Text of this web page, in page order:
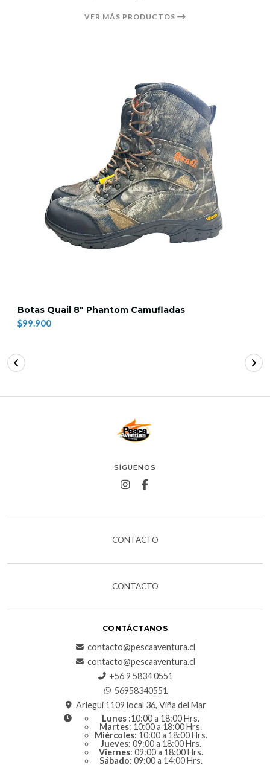
VER MÁS PRODUCTOS
Botas Quail 8" Phantom Camufladas
$99.900
SÍGUENOS
CONTACTO
CONTACTO
CONTÁCTANOS
contacto@pescaaventura.cl
contacto@pescaaventura.cl
+56 9 5834 0551
56958340551
Arlegui 1109 local 36, Viña del Mar
Lunes :10:00 a 18:00 Hrs.
Martes: 10:00 a 18:00 Hrs.
Miércoles: 10:00 a 18:00 Hrs.
Jueves: 09:00 a 18:00 Hrs.
Viernes: 09:00 a 18:00 Hrs.
Sábado: 09:00 a 14:00 Hrs.